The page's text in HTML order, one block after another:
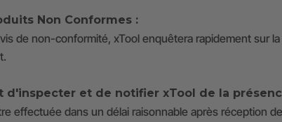
Non Conformes :
de non-conformité, xTool enquêtera rapidement sur
d'inspecter et de notifier xTool de la
effectuée dans un délai raisonnable après réception